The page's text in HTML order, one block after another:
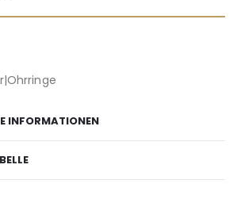
INFORMATIONEN